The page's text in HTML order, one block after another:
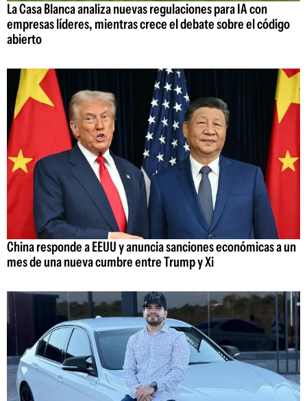
La Casa Blanca analiza nuevas regulaciones para IA con
empresas líderes, mientras crece el debate sobre el código
abierto
China responde a EEUU y anuncia sanciones económicas a un
mes de una nueva cumbre entre Trump y Xi